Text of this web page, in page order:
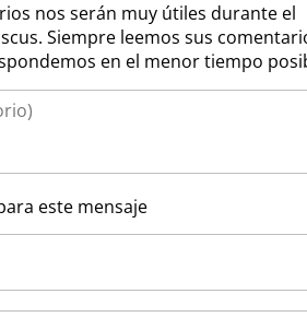
nos serán muy útiles durante el
Siempre leemos sus
en el menor tiempo
este mensaje